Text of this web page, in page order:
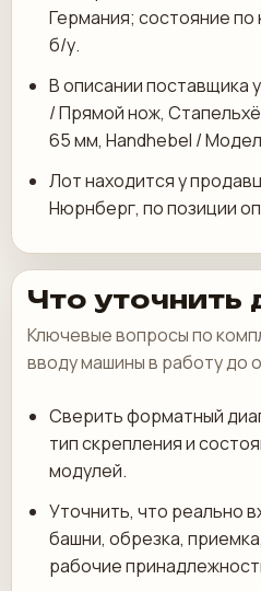
Германия; состояние
б/у.
В описании поставщика
/ Прямой нож,
65 мм, Handhebel /
Лот находится у
Нюрнберг, по позиции
Что уточнить
Ключевые вопросы по
вводу машины в работу до
Сверить форматный
тип скрепления и
модулей.
Уточнить, что реально
башни, обрезка,
рабочие